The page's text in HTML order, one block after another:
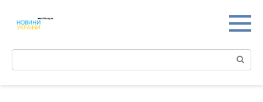
контенту
Поиск: